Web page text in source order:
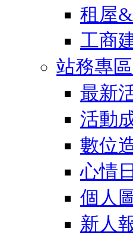
租屋
工商
站務專區
最新
活動
數位
心情
個人
新人